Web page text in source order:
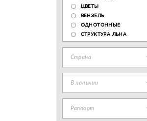
ЦВЕТЫ
ВЕНЗЕЛЬ
ОДНОТОННЫЕ
СТРУКТУРА ЛЬНА
Страна
В наличии
Раппорт